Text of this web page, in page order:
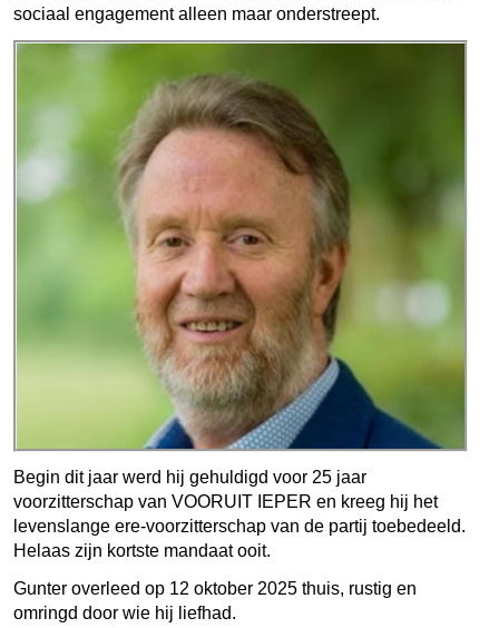
sociaal engagement alleen maar onderstreept.
Begin dit jaar werd hij gehuldigd voor 25 jaar
voorzitterschap van VOORUIT IEPER en kreeg hij het
levenslange ere-voorzitterschap van de partij toebedeeld.
Helaas zijn kortste mandaat ooit.
Gunter overleed op 12 oktober 2025 thuis, rustig en
omringd door wie hij liefhad.